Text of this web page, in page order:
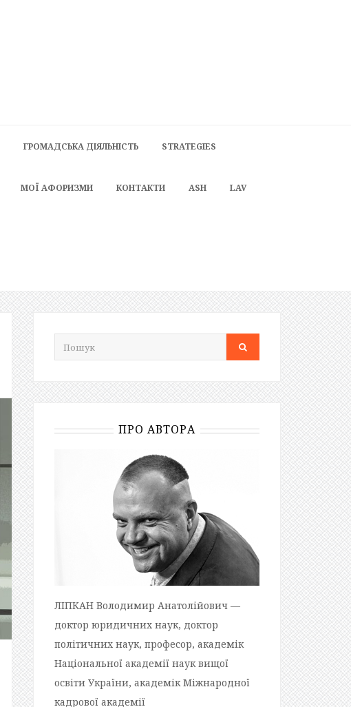
ГРОМАДСЬКА ДІЯЛЬНІСТЬ STRATEGIES
МОЇ АФОРИЗМИ КОНТАКТИ ASH LAV
ПРО АВТОРА
ЛІПКАН Володимир Анатолійович —
доктор юридичних наук, доктор
політичних наук, професор, академік
Національної академії наук вищої
освіти України, академік Міжнародної
кадрової академії